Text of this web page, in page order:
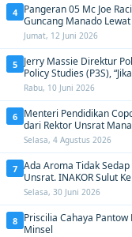
4 Pangeran 05 Mc Joe
Guncang Manado
2026 Apex Drag
Jumat, 12 Juni 2026
5 Jerry Massie Direktur
Policy Studies (P3S),
Tak Terkendali, Zulhas
Tak Layak Dipertahankan”
Rabu, 10 Juni 2026
6 Menteri Pendidikan
dari Rektor Unsrat
Kawal Unsur Pidana dan
Aroma Busuk di Suksesi
Selasa, 4 Agustus 2026
7 Ada Aroma Tidak
Unsrat. INAKOR Sulut
Kawal Proses Seleksi
Selasa, 30 Juni 2026
8 Priscilia Cahaya Pantow
Minsel